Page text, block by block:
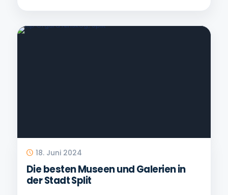
18. Juni 2024
Die besten Museen und Galerien in
der Stadt Split